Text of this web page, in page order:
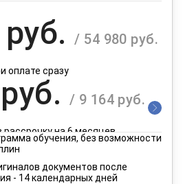
/ 54 980 руб.
оплате сразу
/ 9 164 руб.
рассрочку на 6 месяцев
обучения, без возможности
документов после
- 14 календарных дней